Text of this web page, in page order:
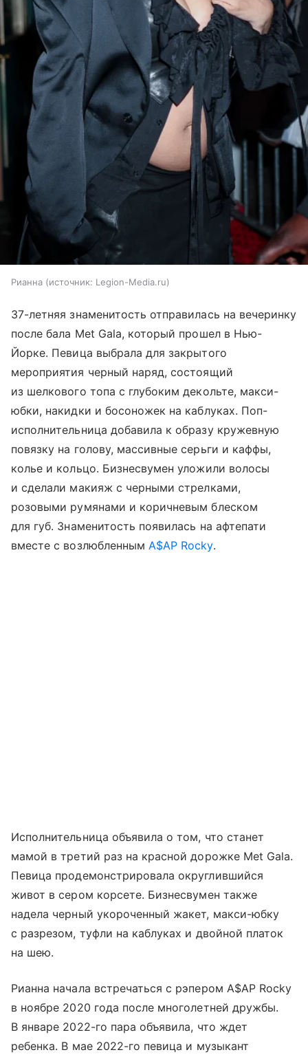
Рианна источник: Legion-Media.ru
37-летняя знаменитость отправилась на вечеринку
после бала Met Gala, который прошел в Нью-
Йорке. Певица выбрала для закрытого
мероприятия черный наряд, состоящий
из шелкового топа с глубоким декольте, макси-
юбки, накидки и босоножек на каблуках. Поп-
исполнительница добавила к образу кружевную
повязку на голову, массивные серьги и каффы,
колье и кольцо. Бизнесвумен уложили волосы
и сделали макияж с черными стрелками,
розовыми румянами и коричневым блеском
для губ. Знаменитость появилась на афтепати
вместе с возлюбленнымA$AP Rocky.
Исполнительница объявила о том, что станет
мамой в третий раз на красной дорожке Met Gala.
Певица продемонстрировала округлившийся
живот в сером корсете. Бизнесвумен также
надела черный укороченный жакет, макси-юбку
с разрезом, туфли на каблуках и двойной платок
на шею.
Рианна начала встречаться с рэпером A$AP Rocky
в ноябре 2020 года после многолетней дружбы.
В январе 2022-го пара объявила, что ждет
ребенка. В мае 2022-го певица и музыкант